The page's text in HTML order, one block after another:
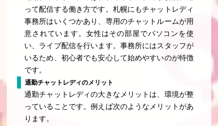
って配信する働き方です。札幌にもチャットレディ
事務所はいくつかあり、専用のチャットルームが用
意されています。女性はその部屋でパソコンを使
い、ライブ配信を行います。事務所にはスタッフが
いるため、初心者でも安心して始めやすいのが特徴
です。
通勤チャットレディのメリット
通勤チャットレディの大きなメリットは、環境が整
っていることです。例えば次のようなメリットがあ
ります。